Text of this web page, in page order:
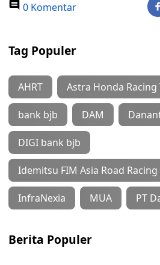
0 Komentar
Tag Populer
AHRT Astra Honda Racing
bank bjb DAM
DIGI bank bjb
Idemitsu FIM Asia Road
InfraNexia MUA PT
Berita Populer